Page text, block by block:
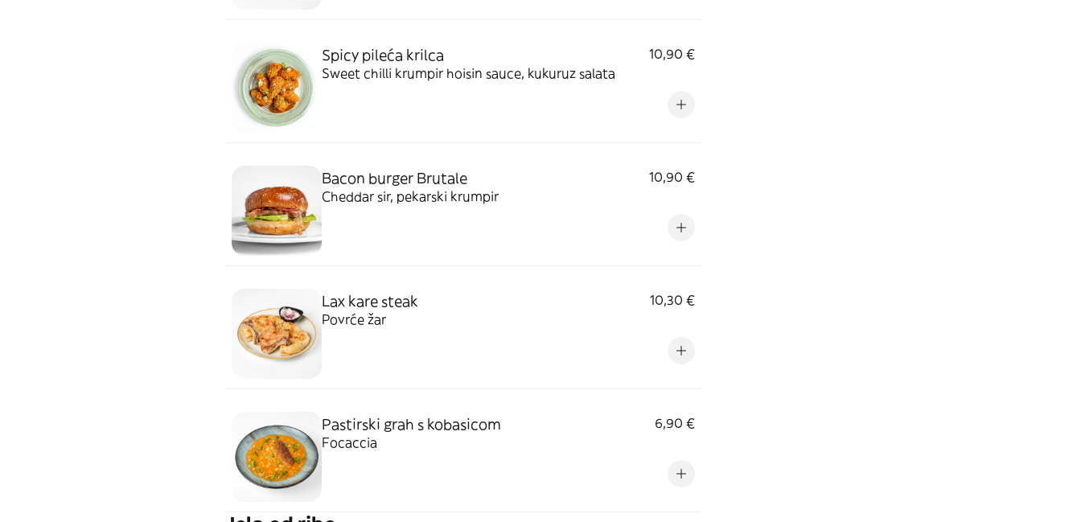
Spicy pileća krilca
10,90 €
Sweet chilli krumpir hoisin sauce, kukuruz salata
Bacon burger Brutale
10,90 €
Cheddar sir, pekarski krumpir
Lax kare steak
10,30 €
Povrće žar
Pastirski grah s kobasicom
6,90 €
Focaccia